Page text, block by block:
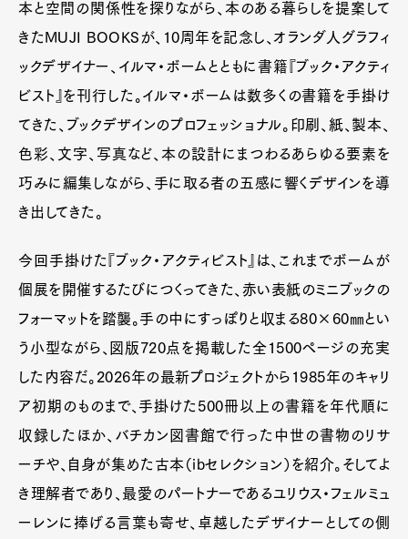
本と空間の関係性を探りながら、本のある暮らしを提案して
きたMUJI BOOKSが、10周年を記念し、オランダ人グラフィ
ックデザイナー、イルマ・ボームとともに書籍『ブック・アクティ
ビスト』を刊行した。イルマ・ボームは数多くの書籍を手掛け
てきた、ブックデザインのプロフェッショナル。印刷、紙、製本、
色彩、文字、写真など、本の設計にまつわるあらゆる要素を
巧みに編集しながら、手に取る者の五感に響くデザインを導
き出してきた。
今回手掛けた『ブック・アクティビスト』は、これまでボームが
個展を開催するたびにつくってきた、赤い表紙のミニブックの
フォーマットを踏襲。手の中にすっぽりと収まる80×60㎜とい
う小型ながら、図版720点を掲載した全1500ページの充実
した内容だ。2026年の最新プロジェクトから1985年のキャリ
ア初期のものまで、手掛けた500冊以上の書籍を年代順に
収録したほか、バチカン図書館で行った中世の書物のリサ
ーチや、自身が集めた古本（ibセレクション）を紹介。そしてよ
き理解者であり、最愛のパートナーであるユリウス・フェルミュ
ーレンに捧げる言葉も寄せ、卓越したデザイナーとしての側